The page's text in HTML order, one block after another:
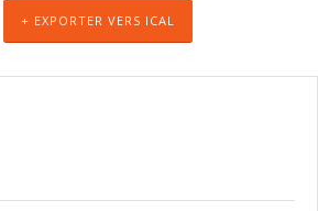
+ EXPORTER VERS ICAL